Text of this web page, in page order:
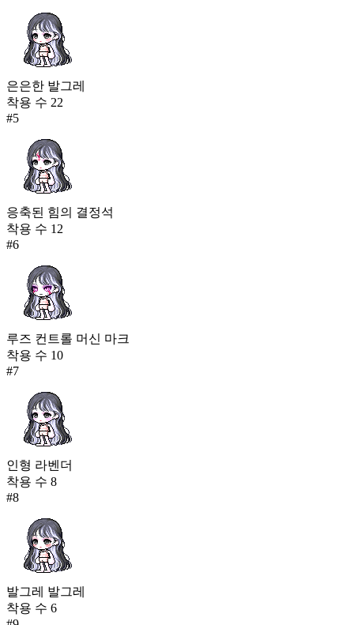
은은한 발그레
착용 수 22
#5
응축된 힘의 결정석
착용 수 12
#6
루즈 컨트롤 머신 마크
착용 수 10
#7
인형 라벤더
착용 수 8
#8
발그레 발그레
착용 수 6